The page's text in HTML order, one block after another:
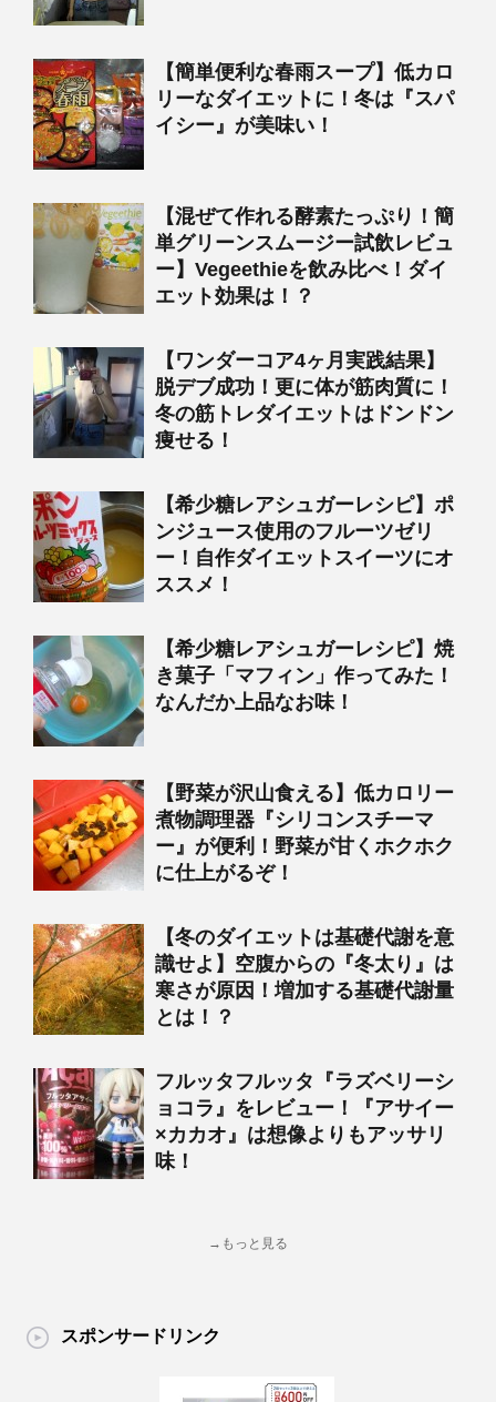
【簡単便利な春雨スープ】低カロ
リーなダイエットに！冬は『スパ
イシー』が美味い！
【混ぜて作れる酵素たっぷり！簡
単グリーンスムージー試飲レビュ
ー】Vegeethieを飲み比べ！ダイ
エット効果は！？
【ワンダーコア4ヶ月実践結果】
脱デブ成功！更に体が筋肉質に！
冬の筋トレダイエットはドンドン
痩せる！
【希少糖レアシュガーレシピ】ポ
ンジュース使用のフルーツゼリ
ー！自作ダイエットスイーツにオ
ススメ！
【希少糖レアシュガーレシピ】焼
き菓子「マフィン」作ってみた！
なんだか上品なお味！
【野菜が沢山食える】低カロリー
煮物調理器『シリコンスチーマ
ー』が便利！野菜が甘くホクホク
に仕上がるぞ！
【冬のダイエットは基礎代謝を意
識せよ】空腹からの『冬太り』は
寒さが原因！増加する基礎代謝量
とは！？
フルッタフルッタ『ラズベリーシ
ョコラ』をレビュー！『アサイー
×カカオ』は想像よりもアッサリ
味！
→もっと見る
スポンサードリンク